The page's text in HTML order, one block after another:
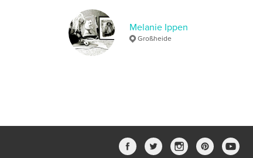
Melanie Ippen
Großheide